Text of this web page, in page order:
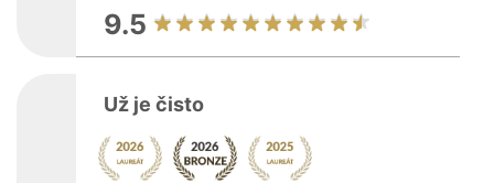
9.5
Už je čisto